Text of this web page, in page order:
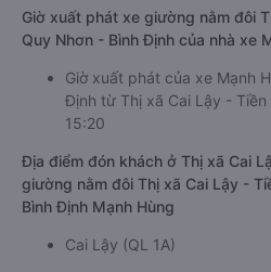
Giờ xuất phát xe giường nằm đôi
Quy Nhơn - Bình Định của nhà xe
Giờ xuất phát của xe Mạnh
Định từ Thị xã Cai Lậy -
15:20
Địa điểm đón khách ở Thị xã Cai
giường nằm đôi Thị xã Cai Lậy -
Bình Định Mạnh Hùng
Cai Lậy (QL 1A)